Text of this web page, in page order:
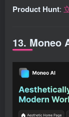
Product Hunt:
13. Moneo